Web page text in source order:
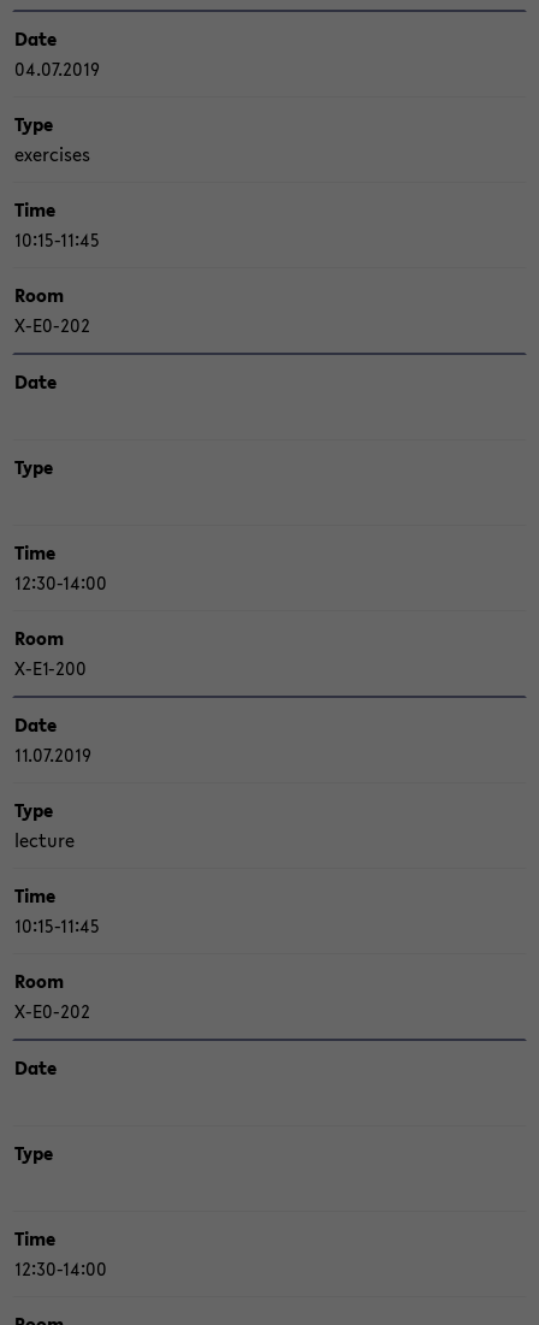
Date
04.07.2019
Type
ex­er­ci­s­es
Time
10:15-11:45
Room
X-​E0-202
Date
Type
Time
12:30-14:00
Room
X-​E1-200
Date
11.07.2019
Type
lec­tu­re
Time
10:15-11:45
Room
X-​E0-202
Date
Type
Time
12:30-14:00